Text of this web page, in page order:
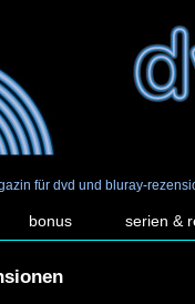
für dvd und bluray-
bonus serien &